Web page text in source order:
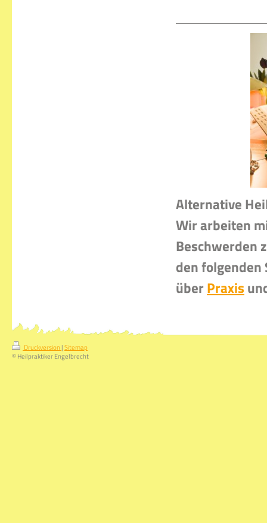
Alternative
Wir arbeiten
Beschwerden
den folgenden
über Praxis
Druckversion |Sitemap
© Heilpraktiker Engelbrecht